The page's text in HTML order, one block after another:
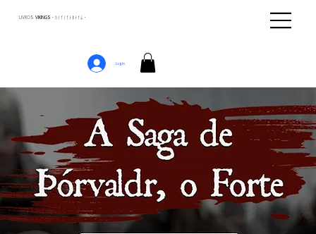
LIVROS VIKINGS · ᚢᛁᚴᛁᚴᛅᛒᛅᚴᛦ ·
Login